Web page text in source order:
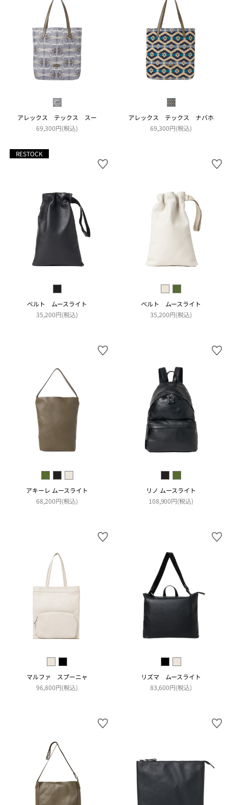
アレックス テックス スー
69,300円(税込)
アレックス テックス ナバホ
69,300円(税込)
RESTOCK
ベルト ムースライト
35,200円(税込)
ベルト ムースライト
35,200円(税込)
アキーレ ムースライト
68,200円(税込)
リノ ムースライト
108,900円(税込)
マルファ スプーニャ
96,800円(税込)
リズマ ムースライト
83,600円(税込)